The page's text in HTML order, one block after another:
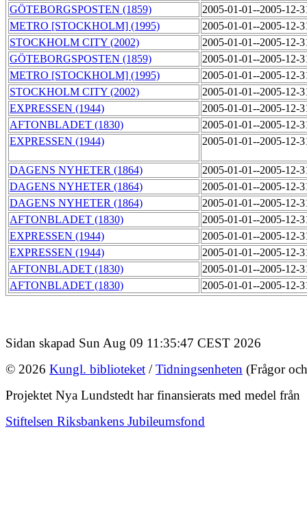
GÖTEBORGSPOSTEN (1859)
2005-01-01--2005-12-
METRO [STOCKHOLM] (1995)
2005-01-01--2005-12-
STOCKHOLM CITY (2002)
2005-01-01--2005-12-
GÖTEBORGSPOSTEN (1859)
2005-01-01--2005-12-
METRO [STOCKHOLM] (1995)
2005-01-01--2005-12-
STOCKHOLM CITY (2002)
2005-01-01--2005-12-
EXPRESSEN (1944)
2005-01-01--2005-12-
AFTONBLADET (1830)
2005-01-01--2005-12-
EXPRESSEN (1944)
2005-01-01--2005-12-
DAGENS NYHETER (1864)
2005-01-01--2005-12-
DAGENS NYHETER (1864)
2005-01-01--2005-12-
DAGENS NYHETER (1864)
2005-01-01--2005-12-
AFTONBLADET (1830)
2005-01-01--2005-12-
EXPRESSEN (1944)
2005-01-01--2005-12-
EXPRESSEN (1944)
2005-01-01--2005-12-
AFTONBLADET (1830)
2005-01-01--2005-12-
AFTONBLADET (1830)
2005-01-01--2005-12-
Sidan skapad Sun Aug 09 11:35:47 CEST 2026
© 2026 Kungl. biblioteket /Tidningsenheten (Frågor
Projektet Nya Lundstedt har finansierats med medel från
Stiftelsen Riksbankens Jubileumsfond